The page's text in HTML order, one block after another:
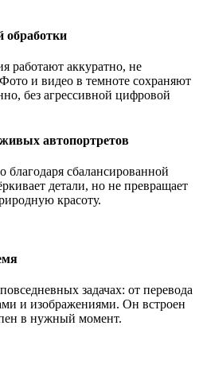
обработки
работают аккуратно, не
и видео в темноте сохраняют
без агрессивной цифровой
автопортретов
благодаря сбалансированной
детали, но не превращает
красоту.
задачах: от перевода
и изображениями. Он встроен
в нужный момент.